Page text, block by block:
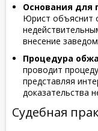
Основания для
Юрист объяснит
внесение
Процедура
проводит
представляя
доказательства
Судебная